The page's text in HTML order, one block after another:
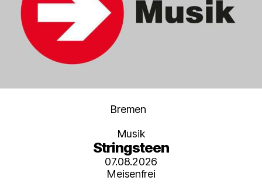
Kategorien
Bremen
Musik
Stringsteen
07.08.2026
Meisenfrei